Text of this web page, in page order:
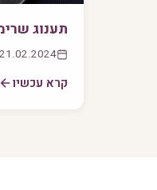
תענוג
21.02.2024
קרא עכשיו